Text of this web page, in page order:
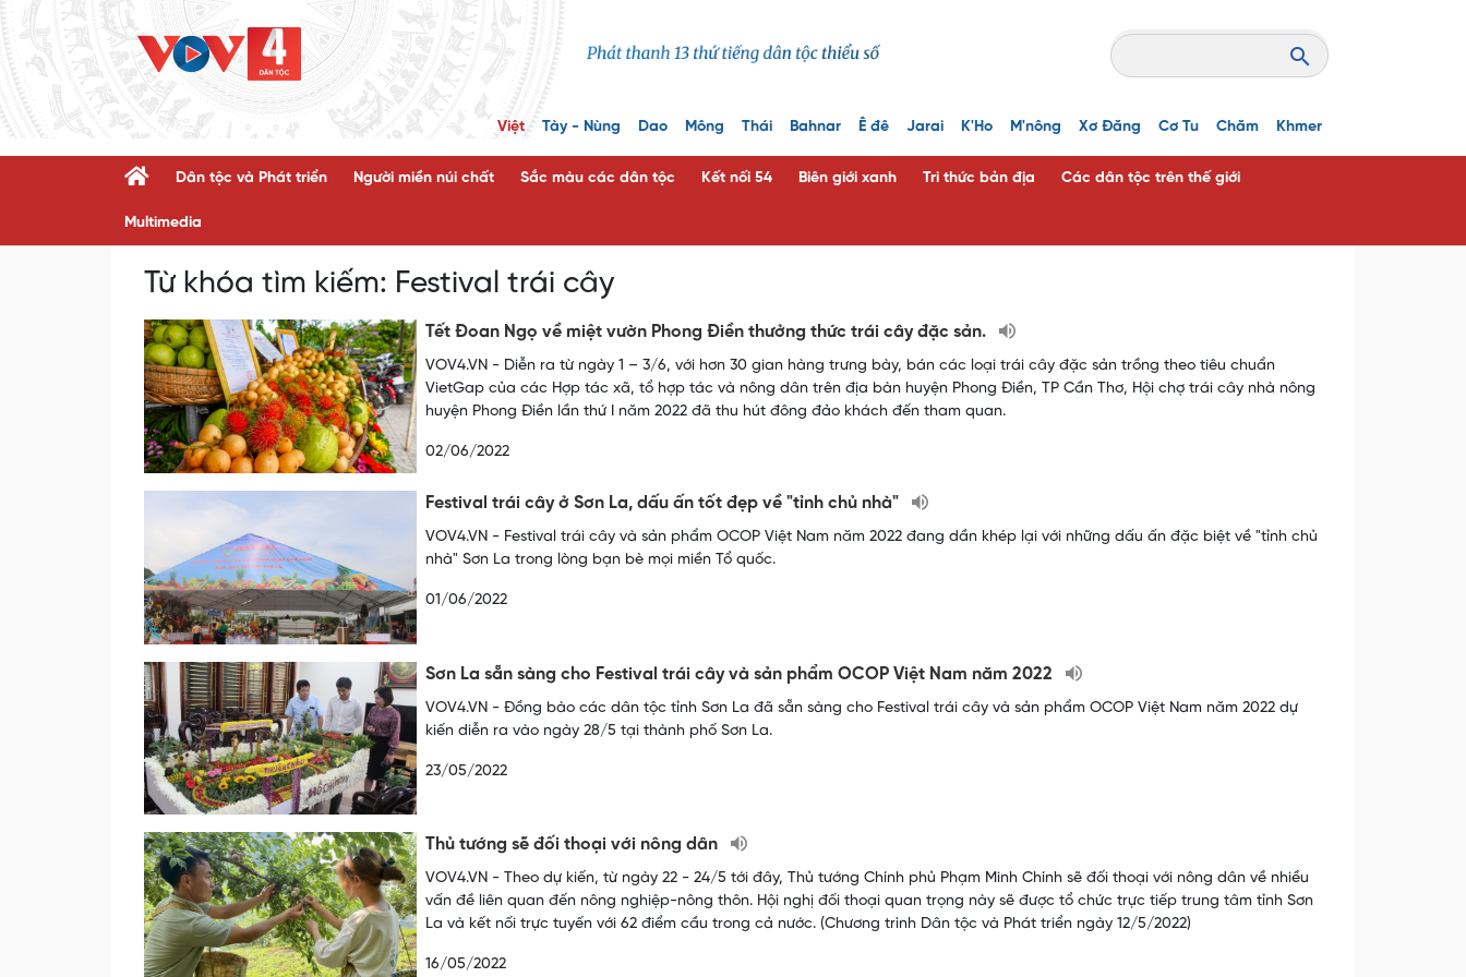
Việt Tày - Nùng Dao Mông Thái Bahnar Ê đê Jarai K'Ho M'nông Xơ Đăng Cơ Tu Chăm Khmer
Dân tộc và Phát triển Người miền núi chất Sắc màu các dân tộc Kết nối 54 Biên giới xanh Tri thức bản địa Các dân tộc trên thế giới
Multimedia
Từ khóa tìm kiếm: Festival trái cây
Tết Đoan Ngọ về miệt vườn Phong Điền thưởng thức trái cây đặc sản.
VOV4.VN - Diễn ra từ ngày 1 – 3/6, với hơn 30 gian hàng trưng bày, bán các loại trái cây đặc sản trồng theo tiêu chuẩn
VietGap của các Hợp tác xã, tổ hợp tác và nông dân trên địa bàn huyện Phong Điền, TP Cần Thơ, Hội chợ trái cây nhà nông
huyện Phong Điền lần thứ I năm 2022 đã thu hút đông đảo khách đến tham quan.
02/06/2022
Festival trái cây ở Sơn La, dấu ấn tốt đẹp về "tỉnh chủ nhà"
VOV4.VN - Festival trái cây và sản phẩm OCOP Việt Nam năm 2022 đang dần khép lại với những dấu ấn đặc biệt về "tỉnh chủ
nhà" Sơn La trong lòng bạn bè mọi miền Tổ quốc.
01/06/2022
Sơn La sẵn sàng cho Festival trái cây và sản phẩm OCOP Việt Nam năm 2022
VOV4.VN - Đồng bào các dân tộc tỉnh Sơn La đã sẵn sàng cho Festival trái cây và sản phẩm OCOP Việt Nam năm 2022 dự
kiến diễn ra vào ngày 28/5 tại thành phố Sơn La.
23/05/2022
Thủ tướng sẽ đối thoại với nông dân
VOV4.VN - Theo dự kiến, từ ngày 22 - 24/5 tới đây, Thủ tướng Chính phủ Phạm Minh Chính sẽ đối thoại với nông dân về nhiều
vấn đề liên quan đến nông nghiệp-nông thôn. Hội nghị đối thoại quan trọng này sẽ được tổ chức trực tiếp trung tâm tỉnh Sơn
La và kết nối trực tuyến với 62 điểm cầu trong cả nước. (Chương trình Dân tộc và Phát triển ngày 12/5/2022)
16/05/2022